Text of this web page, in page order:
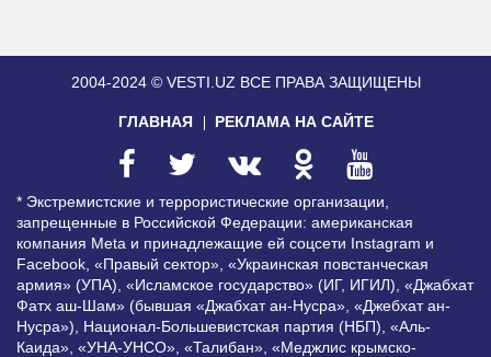
2004-2024 © VESTI.UZ ВСЕ ПРАВА ЗАЩИЩЕНЫ
ГЛАВНАЯ РЕКЛАМА НА САЙТЕ
* Экстремистские и террористические организации,
запрещенные в Российской Федерации: американская
компания Meta и принадлежащие ей соцсети Instagram и
Facebook, «Правый сектор», «Украинская повстанческая
армия» (УПА), «Исламское государство» (ИГ, ИГИЛ), «Джабхат
Фатх аш-Шам» (бывшая «Джабхат ан-Нусра», «Джебхат ан-
Нусра»), Национал-Большевистская партия (НБП), «Аль-
Каида», «УНА-УНСО», «Талибан», «Меджлис крымско-